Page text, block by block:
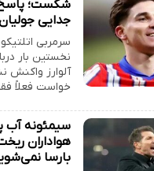
شکست؛
جدایی جولیان
سرمربی
نخستین بار
آلوارز واکنش
خواست فعلاً
سیمئونه آب
هواداران
بارسا